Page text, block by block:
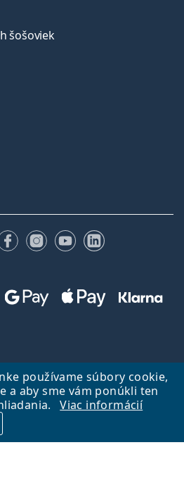
používame súbory cookie,
a aby sme vám ponúkli ten
Viac informácií
šošoviek
FacebookuInstagrame
YouTubeLinkedIn
stránku
spoločnosť Lentiamo s.r.o., Česká